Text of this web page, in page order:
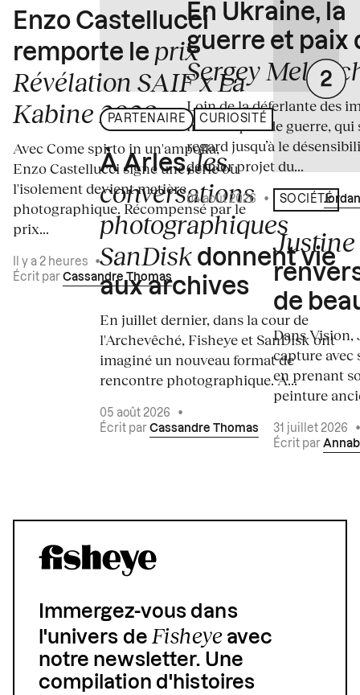
Enzo Castellucci
remporte le prix
Révélation SAIF x La
Kabine 2026
Avec Come spirto in un'ampolla,
Enzo Castellucci signe une série où
l'isolement devient matière
photographique. Récompensé par le
prix...
Il y a 2 heures
•
Écrit par Cassandre Thomas
PARTENAIRE CURIOSITÉ
À Arles,les
conversations
photographiques
SanDisk donnent vie
aux archives
En juillet dernier, dans la cour de
l'Archevêché, Fisheye et SanDisk ont
imaginé un nouveau format de
rencontre photographique. À...
05 août 2026
•
Écrit par Cassandre Thomas
En Ukraine, la
guerre et paix
Sergey
Loin de la déferlante des
médiatiques de guerre, qui
regard jusqu’à le
dernier projet du...
04 août 2026 • Écrit par
SOCIÉTÉ
de
Dans
capture avec
en prenant
peinture
31 juillet 2026
Écrit par
Immergez-vous dans
l'univers deFisheyeavec
notre newsletter. Une
compilation d'histoires